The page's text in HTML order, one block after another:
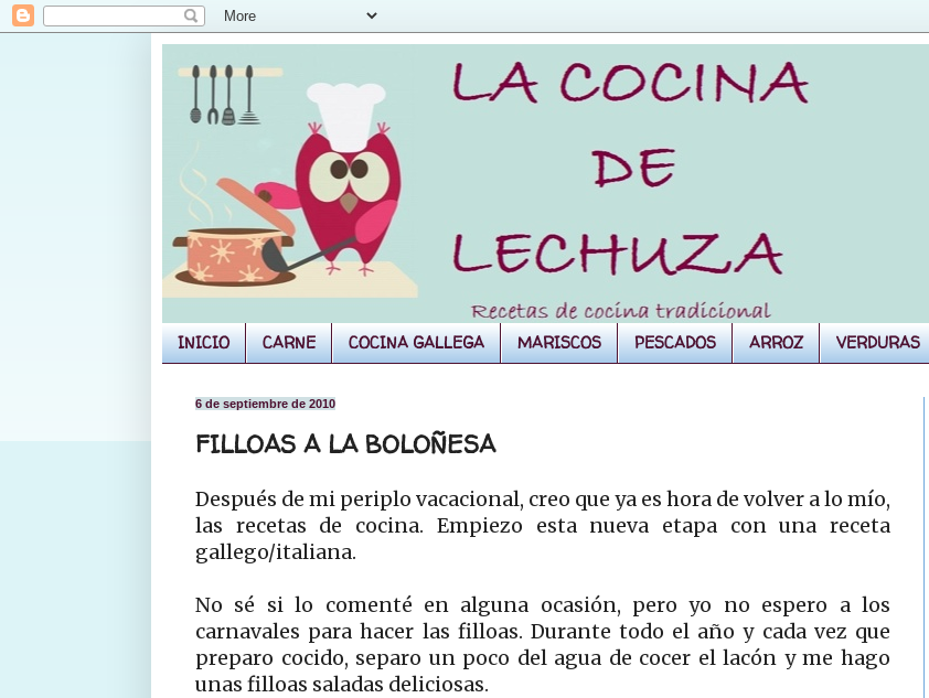
INICIO CARNE COCINA GALLEGA MARISCOS PESCADOS ARROZ VERDURAS
6 de septiembre de 2010
FILLOAS A LA BOLOÑESA
Después de mi periplo vacacional, creo que ya es hora de volver a lo mío,
las recetas de cocina. Empiezo esta nueva etapa con una receta
gallego/italiana.
No sé si lo comenté en alguna ocasión, pero yo no espero a los
carnavales para hacer las filloas. Durante todo el año y cada vez que
preparo cocido, separo un poco del agua de cocer el lacón y me hago
unas filloas saladas deliciosas.